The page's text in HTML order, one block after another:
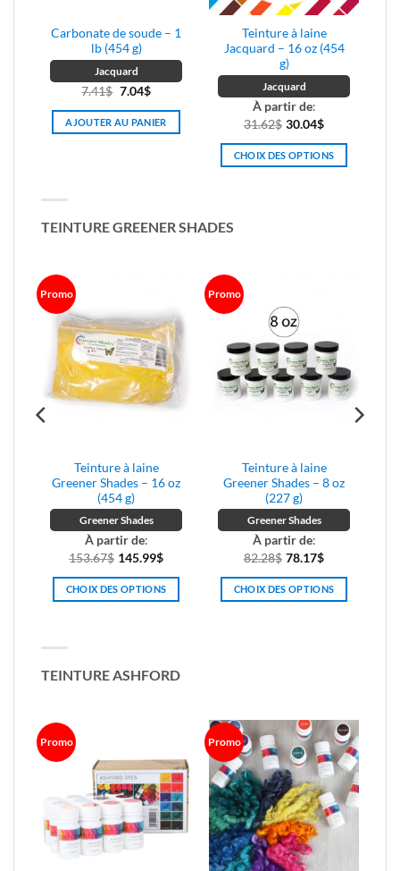
Carbonate de soude – 1
lb (454 g)
Jacquard
7.41$ Le
prix
initial
7.04$Le
prix
actuel
AJOUTER AU PANIER
Teinture à laine
Jacquard – 16 oz (454
g)
Jacquard
À partir de:
31.62$ 30.04$
CHOIX DES OPTIONS
peuvent
être
choisies
sur
la
page
TEINTURE GREENER SHADES
Promo
Teinture à laine
Greener Shades – 16 oz
(454 g)
Greener Shades
À partir de:
153.67$ 145.99$
CHOIX DES OPTIONS
variations.
être
choisies
sur
la
page
du
Promo
Teinture à laine
Greener Shades – 8 oz
(227 g)
Greener Shades
À partir de:
82.28$ 78.17$
CHOIX DES OPTIONS
options
peuvent
être
choisies
sur
la
page
du
TEINTURE ASHFORD
Promo Promo